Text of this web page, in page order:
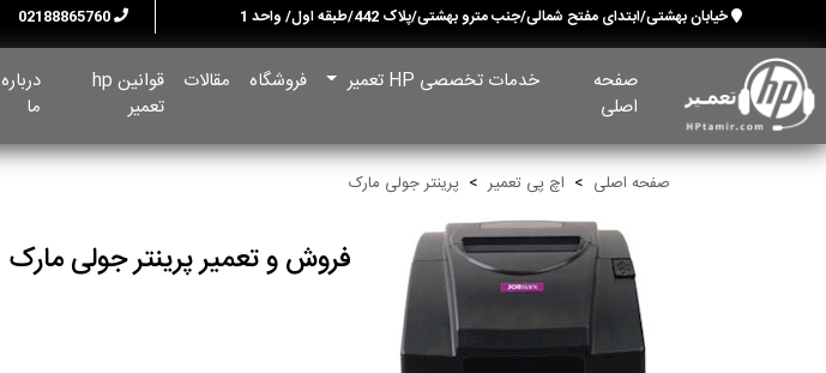
خیابان بهشتی/ابتدای مفتح شمالی/جنب مترو بهشتی/پلاک 442/طبقه اول/ واحد 1
صفحه
اصلی
خدمات تخصصی HP تعمیر فروشگاه مقالات
قوانین hp
تعمیر
درباره
ما
صفحه اصلی اچ پی تعمیر پرینتر جولی مارک
فروش و تعمیر پرینتر جولی مارک